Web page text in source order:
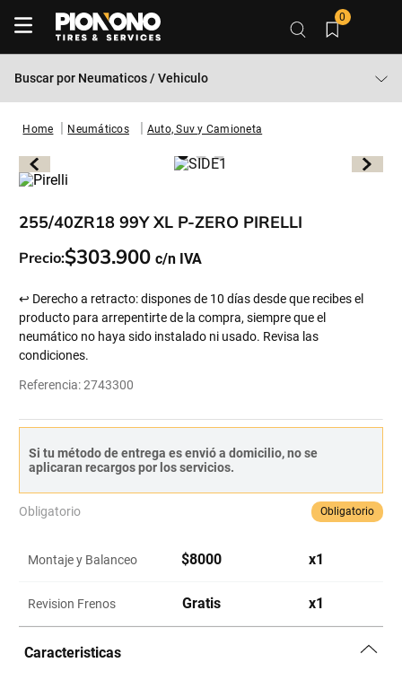
0
Buscar por Neumaticos / Vehiculo
Neumáticos Auto, Suv y Camioneta
255/40ZR18 99Y XL P-ZERO PIRELLI
Precio:$303.900
↩ Derecho a retracto: dispones de 10 días desde que recibes el
producto para arrepentirte de la compra, siempre que el
neumático no haya sido instalado ni usado. Revisa las
condiciones.
Referencia:2743300
Si tu método de entrega es envió a domicilio, no se
aplicaran recargos por los servicios.
Obligatorio Obligatorio
Montaje y Balanceo $8000 x1
Revision Frenos Gratis x1
Caracteristicas